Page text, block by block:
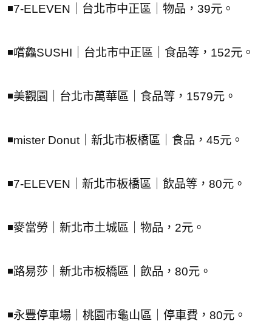
◾7-ELEVEN｜台北市中正區｜物品，39元。
◾嚐鱻SUSHI｜台北市中正區｜食品等，152元。
◾美觀園｜台北市萬華區｜食品等，1579元。
◾mister Donut｜新北市板橋區｜食品，45元。
◾7-ELEVEN｜新北市板橋區｜飲品等，80元。
◾麥當勞｜新北市土城區｜物品，2元。
◾路易莎｜新北市板橋區｜飲品，80元。
◾永豐停車場｜桃園市龜山區｜停車費，80元。